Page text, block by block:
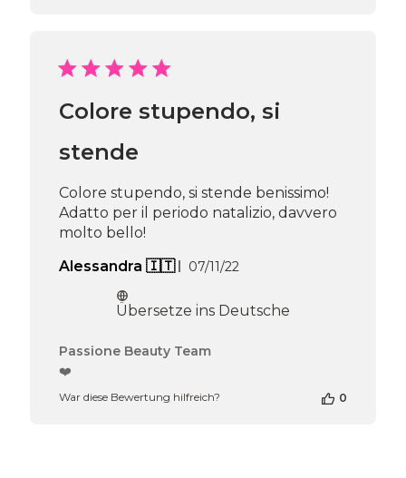
am
Colore stupendo, si
stende
Colore stupendo, si stende benissimo!
Adatto per il periodo natalizio, davvero
molto bello!
Alessandra 🇮🇹
Veröffentlichungsdatum
07/11/22
Übersetze ins Deutsche
Kommentare
Inhabers
Passione Beauty Team
❤️
War diese Bewertung hilfreich? 0